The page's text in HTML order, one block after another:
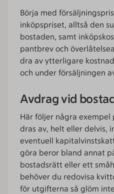
Börja med
inköpspriset, alltså den
bostaden, samt
pantbrev och
dra av ytterligare
och under försäljningen
Avdrag vid
Här följer några exempel
dras av, helt eller delvis,
eventuell
göra beror bland annat
bostadsrätt eller ett
behöver du redovisa
för utgifterna så glöm